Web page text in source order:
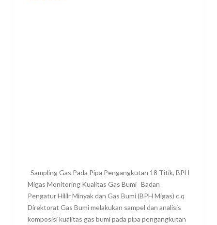
Sampling Gas Pada Pipa Pengangkutan 18 Titik, BPH
Migas Monitoring Kualitas Gas Bumi Badan
Pengatur Hililr Minyak dan Gas Bumi (BPH Migas) c.q
Direktorat Gas Bumi melakukan sampel dan analisis
komposisi kualitas gas bumi pada pipa pengangkutan